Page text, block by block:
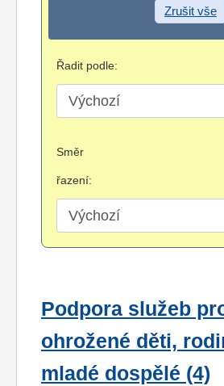
Zrušit vše
Řadit podle:
Směr
řazení:
Podpora služeb
ohrožené děti,
mladé dospělé (4)